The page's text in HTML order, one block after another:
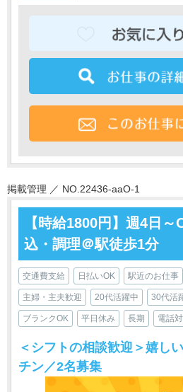
掲載管理 ／ NO.22436-aaO-1
【時給1800円】週4日
込・調理＠駅徒歩1分
交通費支給 日払いOK 駅近のお仕事
主婦・主夫歓迎 20代活躍中 30代活
ブランクOK 平日休み 長期 電話
＜シフトの相談歓迎＞嬉し
チン／2名募集